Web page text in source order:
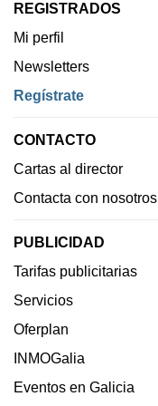
REGISTRADOS
Mi perfil
Newsletters
Regístrate
CONTACTO
Cartas al director
Contacta con nosotros
PUBLICIDAD
Tarifas publicitarias
Servicios
Oferplan
INMOGalia
Eventos en Galicia